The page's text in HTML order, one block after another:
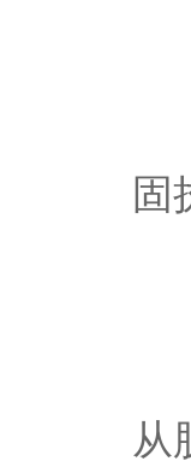
固
从